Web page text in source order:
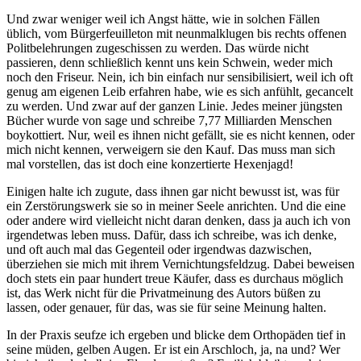
Und zwar weniger weil ich Angst hätte, wie in solchen Fällen
üblich, vom Bürgerfeuilleton mit neunmalklugen bis rechts offenen
Politbelehrungen zugeschissen zu werden. Das würde nicht
passieren, denn schließlich kennt uns kein Schwein, weder mich
noch den Friseur. Nein, ich bin einfach nur sensibilisiert, weil ich oft
genug am eigenen Leib erfahren habe, wie es sich anfühlt, gecancelt
zu werden. Und zwar auf der ganzen Linie. Jedes meiner jüngsten
Bücher wurde von sage und schreibe 7,77 Milliarden Menschen
boykottiert. Nur, weil es ihnen nicht gefällt, sie es nicht kennen, oder
mich nicht kennen, verweigern sie den Kauf. Das muss man sich
mal vorstellen, das ist doch eine konzertierte Hexenjagd!
Einigen halte ich zugute, dass ihnen gar nicht bewusst ist, was für
ein Zerstörungswerk sie so in meiner Seele anrichten. Und die eine
oder andere wird vielleicht nicht daran denken, dass ja auch ich von
irgendetwas leben muss. Dafür, dass ich schreibe, was ich denke,
und oft auch mal das Gegenteil oder irgendwas dazwischen,
überziehen sie mich mit ihrem Vernichtungsfeldzug. Dabei beweisen
doch stets ein paar hundert treue Käufer, dass es durchaus möglich
ist, das Werk nicht für die Privatmeinung des Autors büßen zu
lassen, oder genauer, für das, was sie für seine Meinung halten.
In der Praxis seufze ich ergeben und blicke dem Orthopäden tief in
seine müden, gelben Augen. Er ist ein Arschloch, ja, na und? Wer